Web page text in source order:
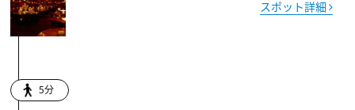
スポット詳細
5分